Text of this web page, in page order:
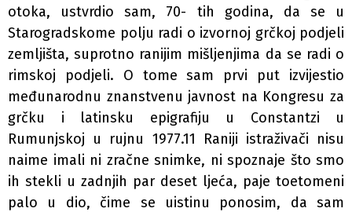
otoka, ustvrdio sam, 70- tih godina, da se u
Starogradskome polju radi o izvornoj grčkoj podjeli
zemljišta, suprotno ranijim mišljenjima da se radi o
rimskoj podjeli. O tome sam prvi put izvijestio
međunarodnu znanstvenu javnost na Kongresu za
grčku i latinsku epigrafiju u Constantzi u
Rumunjskoj u rujnu 1977.11 Raniji istraživači nisu
naime imali ni zračne snimke, ni spoznaje što smo
ih stekli u zadnjih par deset­ ljeća, paje toetomeni
palo u dio, čime se uistinu ponosim, da sam